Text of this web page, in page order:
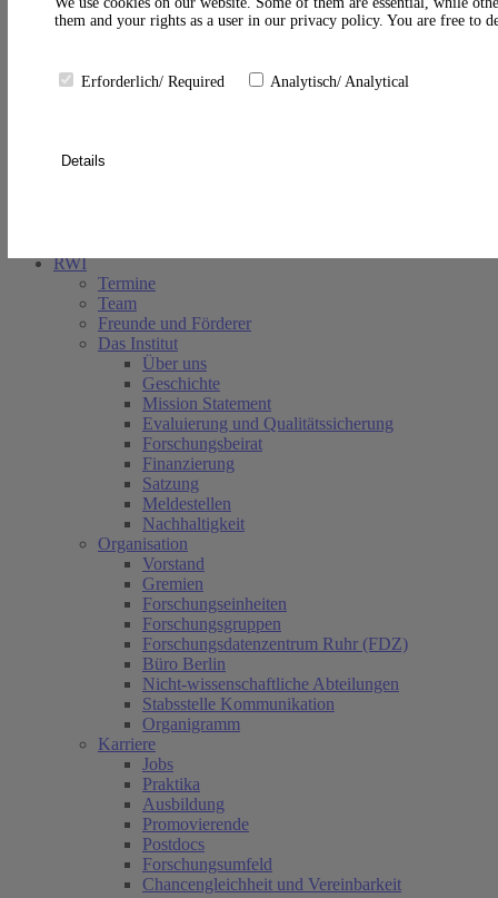
Suche schließen
RWI
Termine
Team
Freunde und Förderer
Das Institut
Über uns
Geschichte
Mission Statement
Evaluierung und Qualitätssicherung
Forschungsbeirat
Finanzierung
Satzung
Meldestellen
Nachhaltigkeit
Organisation
Vorstand
Gremien
Forschungseinheiten
Forschungsgruppen
Forschungsdatenzentrum Ruhr (FDZ)
Büro Berlin
Nicht-wissenschaftliche Abteilungen
Stabsstelle Kommunikation
Organigramm
Karriere
Jobs
Praktika
Ausbildung
Promovierende
Postdocs
Forschungsumfeld
Chancengleichheit und Vereinbarkeit
them and your rights as a user in our privacy policy. You are free to
Erforderlich/ Required Analytisch/ Analytical
Details